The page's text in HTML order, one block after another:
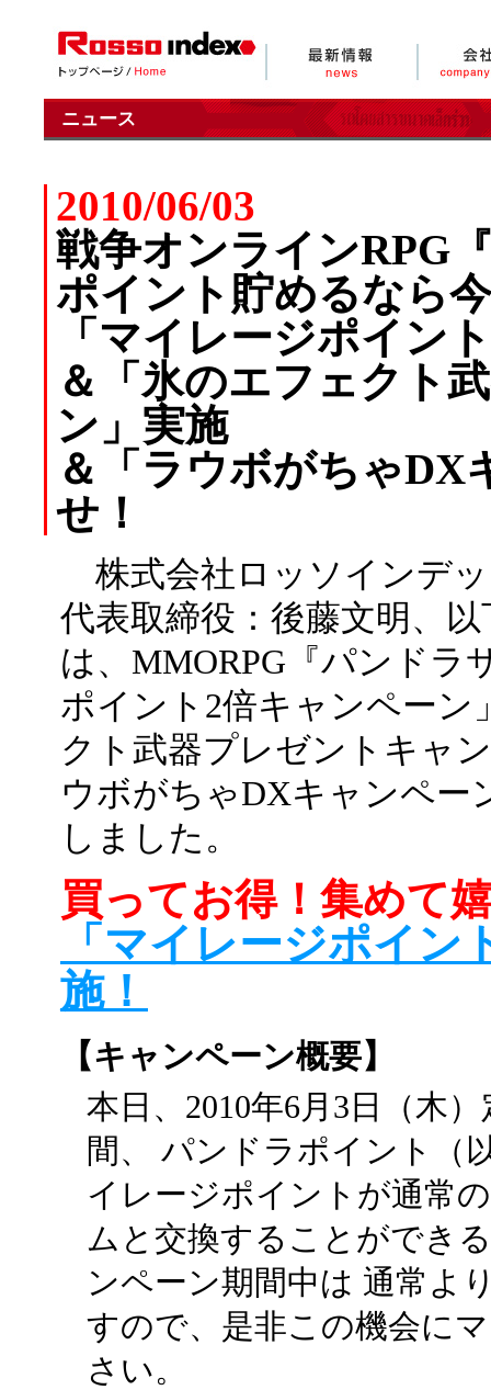
ニュース
2010/06/03
戦争オンラインRPG
ポイント貯めるなら
「マイレージポイン
＆「氷のエフェクト
ン」実施
＆「ラウボがちゃDX
せ！
株式会社ロッソインデ
代表取締役：後藤文明、
は、MMORPG『パンドラ
ポイント2倍キャンペー
クト武器プレゼントキャ
ウボがちゃDXキャンペー
しました。
買ってお得！集めて
「マイレージポイ
施！
【キャンペーン概要】
本日、2010年6月3日（木
間、 パンドラポイント（
イレージポイントが通常
ムと交換することができ
ンペーン期間中は 通常よ
すので、是非この機会に
さい。